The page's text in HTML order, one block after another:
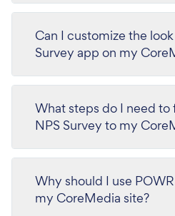
Can I customize the
Survey app on my
What steps do I need to
NPS Survey to my
Why should I use
my CoreMedia site?